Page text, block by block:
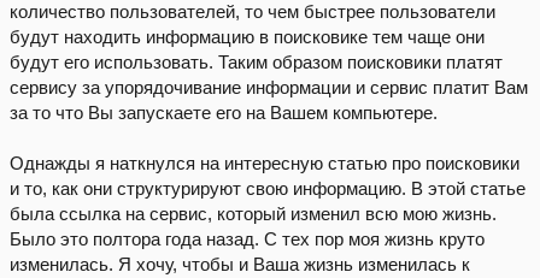
количество пользователей, то чем быстрее пользователи
будут находить информацию в поисковике тем чаще они
будут его использовать. Таким образом поисковики платят
сервису за упорядочивание информации и сервис платит Вам
за то что Вы запускаете его на Вашем компьютере.
Однажды я наткнулся на интересную статью про поисковики
и то, как они структурируют свою информацию. В этой статье
была ссылка на сервис, который изменил всю мою жизнь.
Было это полтора года назад. С тех пор моя жизнь круто
изменилась. Я хочу, чтобы и Ваша жизнь изменилась к